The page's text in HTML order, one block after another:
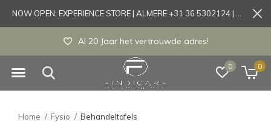
0 0
Al 20 Jaar het vertrouwde adres!
Home Fysio Behandeltafels